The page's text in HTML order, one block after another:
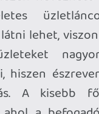
korosztály, európai
turista volt. Arra
a Covid után ahogyan
is hívogatott a
keltek. A retro játékok
is.